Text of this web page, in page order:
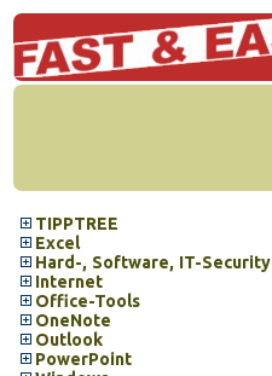
TIPPTREE
Excel
Hard-, Software, IT-Security
Internet
Office-Tools
OneNote
Outlook
PowerPoint